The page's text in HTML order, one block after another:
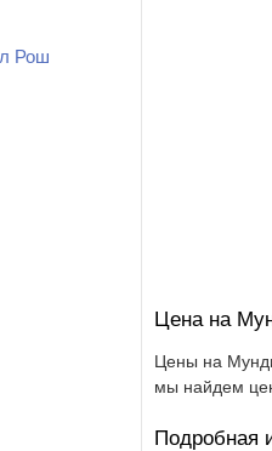
Рош
Цена на
Цены на
мы найдем
Подробная